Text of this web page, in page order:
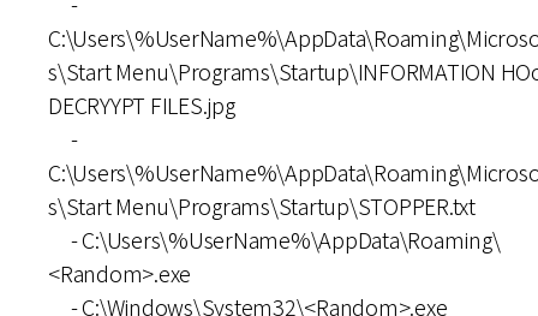
s\Start Menu\Programs\Startup\INFORMATION
DECRYYPT FILES.jpg
-
s\Start Menu\Programs\Startup\STOPPER.txt
- C:\Users\%UserName%\AppData\Roaming\
<Random>.exe
- C:\Windows\System32\<Random>.exe